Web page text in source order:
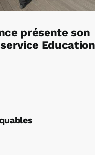
présente son
Education